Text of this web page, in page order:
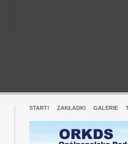
START! ZAKŁADKI GALERIE